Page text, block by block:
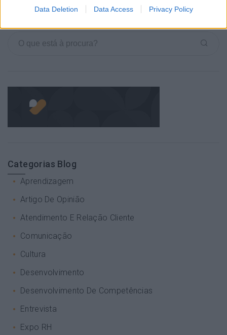
Data Deletion Data Access Privacy Policy
Pesquisa
Categorias Blog
Aprendizagem
Artigo De Opinião
Atendimento E Relação Cliente
Comunicação
Cultura
Desenvolvimento
Desenvolvimento De Competências
Entrevista
Expo RH